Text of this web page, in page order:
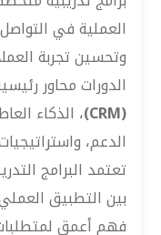
العملية في
وتحسين تجربة
الدورات محاور
(CRM)
، الذكاء
الدعم،
تعتمد البرامج
بين التطبيق
فهم أعمق